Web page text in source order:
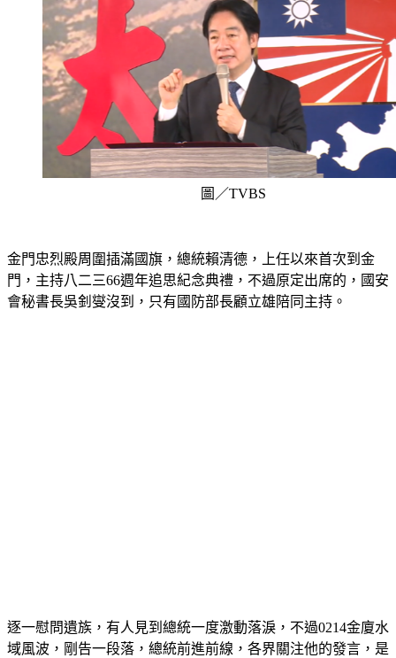
金門忠烈殿周圍插滿國旗，總統賴清德，上任以來首次到金
門，主持八二三66週年追思紀念典禮，不過原定出席的，國安
逐一慰問遺族，有人見到總統一度激動落淚，不過0214金廈水